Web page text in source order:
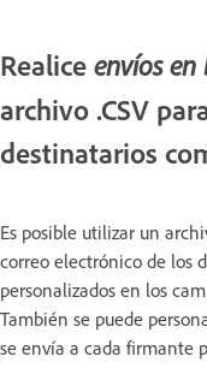
Realice envíos
archivo .CSV
destinatarios
Es posible utilizar un
correo electrónico de los
personalizados en los
También se puede
se envía a cada firmante